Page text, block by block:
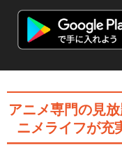
アニメ専門の見
ニメライフが充